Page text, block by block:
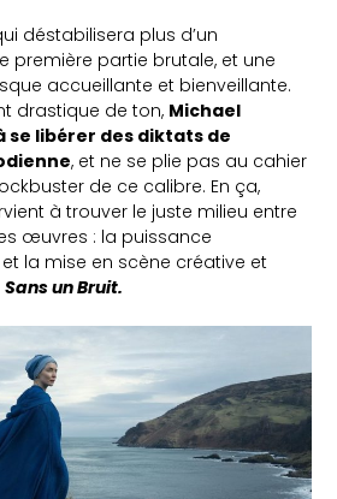
déstabilisera plus d’un
première partie brutale, et une
accueillante et bienveillante.
drastique de ton, Michael
se libérer des diktats de
, et ne se plie pas au cahier
de ce calibre. En ça,
à trouver le juste milieu entre
œuvres : la puissance
et la mise en scène créative et
Sans un Bruit.